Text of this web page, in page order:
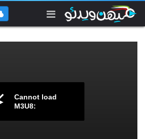
Cannot load
M3U8: